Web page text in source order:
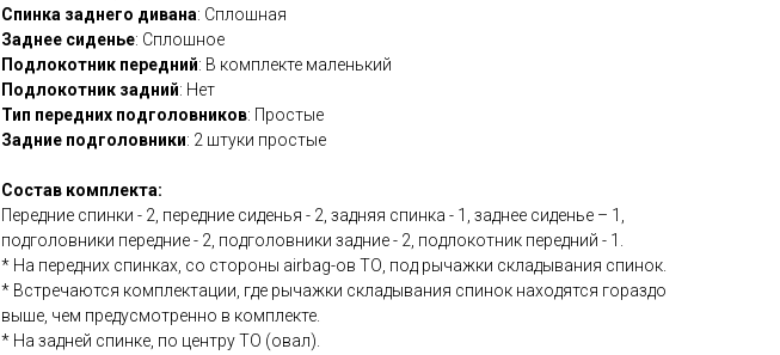
Спинка заднего дивана: Сплошная
Заднее сиденье: Сплошное
Подлокотник передний: В комплекте маленький
Подлокотник задний: Нет
Тип передних подголовников: Простые
Задние подголовники: 2 штуки простые
Состав комплекта:
Передние спинки - 2, передние сиденья - 2, задняя спинка - 1, заднее сиденье – 1,
подголовники передние - 2, подголовники задние - 2, подлокотник передний - 1.
* На передних спинках, со стороны airbag-ов ТО, под рычажки складывания спинок.
* Встречаются комплектации, где рычажки складывания спинок находятся гораздо
выше, чем предусмотренно в комплекте.
* На задней спинке, по центру ТО (овал).